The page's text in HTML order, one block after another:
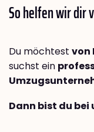
So helfen wir dir
Du möchtest von
suchst ein
Dann bist du